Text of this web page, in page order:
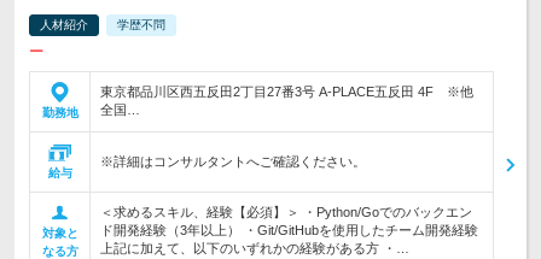
人材紹介 学歴不問
ー
勤務地
東京都品川区西五反田2丁目27番3号 A-PLACE五反田 4F ※他
全国…
給与
※詳細はコンサルタントへご確認ください。
対象と
なる方
＜求めるスキル、経験【必須】＞ ・Python/Goでのバックエン
ド開発経験（3年以上） ・Git/GitHubを使用したチーム開発経験
上記に加えて、以下のいずれかの経験がある方 ・…